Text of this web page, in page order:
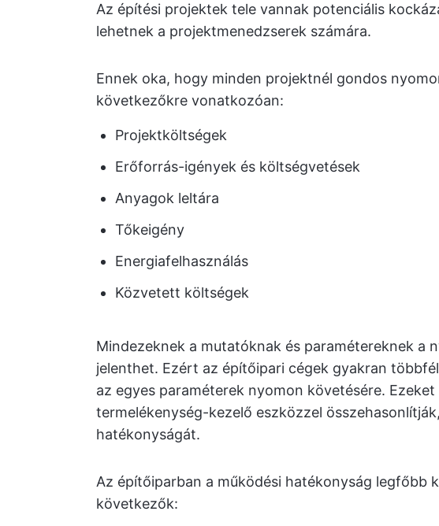
Az építési projektek tele vannak potenciális
lehetnek a projektmenedzserek számára.
Ennek oka, hogy minden projektnél gondos
következőkre vonatkozóan:
Projektköltségek
Erőforrás-igények és költségvetések
Anyagok leltára
Tőkeigény
Energiafelhasználás
Közvetett költségek
Mindezeknek a mutatóknak és paramétereknek a
jelenthet. Ezért az építőipari cégek gyakran
az egyes paraméterek nyomon követésére.
termelékenység-kezelő eszközzel
hatékonyságát.
Az építőiparban a működési hatékonyság legfőbb
következők: